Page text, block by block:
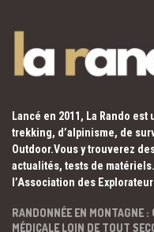
Lancé en 2011, La Rando
trekking, d’alpinisme, de
Outdoor.Vous y trouverez
actualités, tests de matériels.
l’Association des
RANDONNÉE EN MONTAGNE :
MÉDICALE LOIN DE TOUT